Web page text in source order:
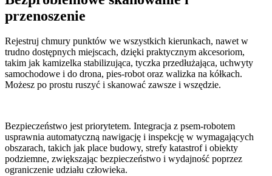
przenoszenie
Rejestruj chmury punktów we wszystkich kierunkach, nawet w
trudno dostępnych miejscach, dzięki praktycznym akcesoriom,
takim jak kamizelka stabilizująca, tyczka przedłużająca, uchwyty
samochodowe i do drona, pies-robot oraz walizka na kółkach.
Możesz po prostu ruszyć i skanować zawsze i wszędzie.
Bezpieczeństwo jest priorytetem. Integracja z psem-robotem
usprawnia automatyczną nawigację i inspekcję w wymagających
obszarach, takich jak place budowy, strefy katastrof i obiekty
podziemne, zwiększając bezpieczeństwo i wydajność poprzez
ograniczenie udziału człowieka.